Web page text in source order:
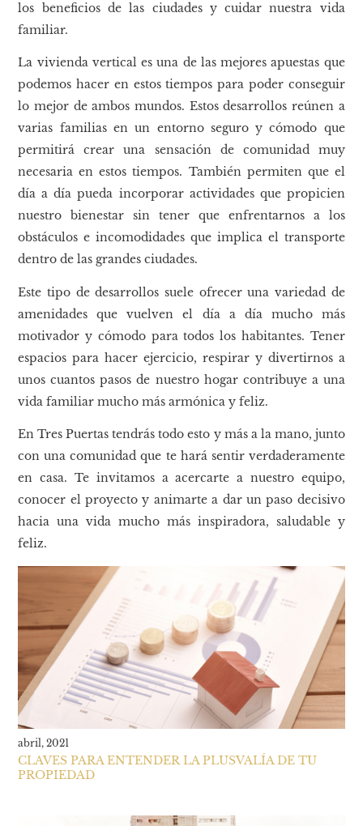
los beneficios de las ciudades y cuidar nuestra vida
familiar.
La vivienda vertical es una de las mejores apuestas que
podemos hacer en estos tiempos para poder conseguir
lo mejor de ambos mundos. Estos desarrollos reúnen a
varias familias en un entorno seguro y cómodo que
permitirá crear una sensación de comunidad muy
necesaria en estos tiempos. También permiten que el
día a día pueda incorporar actividades que propicien
nuestro bienestar sin tener que enfrentarnos a los
obstáculos e incomodidades que implica el transporte
dentro de las grandes ciudades.
Este tipo de desarrollos suele ofrecer una variedad de
amenidades que vuelven el día a día mucho más
motivador y cómodo para todos los habitantes. Tener
espacios para hacer ejercicio, respirar y divertirnos a
unos cuantos pasos de nuestro hogar contribuye a una
vida familiar mucho más armónica y feliz.
En Tres Puertas tendrás todo esto y más a la mano, junto
con una comunidad que te hará sentir verdaderamente
en casa. Te invitamos a acercarte a nuestro equipo,
conocer el proyecto y animarte a dar un paso decisivo
hacia una vida mucho más inspiradora, saludable y
feliz.
abril, 2021
CLAVES PARA ENTENDER LA PLUSVALÍA DE TU
PROPIEDAD